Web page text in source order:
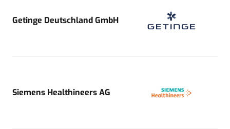
Getinge Deutschland GmbH
Siemens Healthineers AG